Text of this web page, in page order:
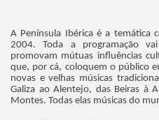
A Península Ibérica é a temática
2004. Toda a programação
promovam mútuas influências
que, por cá, coloquem o público
novas e velhas músicas
Galiza ao Alentejo, das Beiras à
Montes. Todas elas músicas do